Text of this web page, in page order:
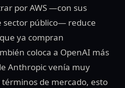
por AWS —con sus
sector público— reduce
ya compran
coloca a OpenAI más
Anthropic venía muy
términos de mercado, esto